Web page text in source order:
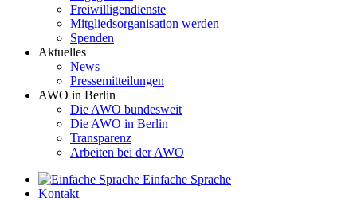
Freiwilligendienste
Mitgliedsorganisation werden
Spenden
Aktuelles
News
Pressemitteilungen
AWO in Berlin
Die AWO bundesweit
Die AWO in Berlin
Transparenz
Arbeiten bei der AWO
Einfache Sprache
Kontakt